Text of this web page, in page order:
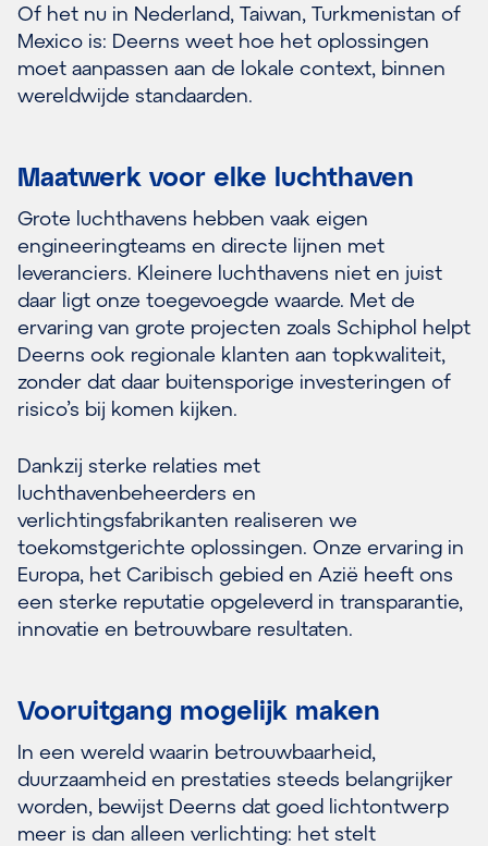
Of het nu in Nederland, Taiwan, Turkmenistan of
Mexico is: Deerns weet hoe het oplossingen
moet aanpassen aan de lokale context, binnen
wereldwijde standaarden.
Maatwerk voor elke luchthaven
Grote luchthavens hebben vaak eigen
engineeringteams en directe lijnen met
leveranciers. Kleinere luchthavens niet en juist
daar ligt onze toegevoegde waarde. Met de
ervaring van grote projecten zoals Schiphol helpt
Deerns ook regionale klanten aan topkwaliteit,
zonder dat daar buitensporige investeringen of
risico’s bij komen kijken.
Dankzij sterke relaties met
luchthavenbeheerders en
verlichtingsfabrikanten realiseren we
toekomstgerichte oplossingen. Onze ervaring in
Europa, het Caribisch gebied en Azië heeft ons
een sterke reputatie opgeleverd in transparantie,
innovatie en betrouwbare resultaten.
Vooruitgang mogelijk maken
In een wereld waarin betrouwbaarheid,
duurzaamheid en prestaties steeds belangrijker
worden, bewijst Deerns dat goed lichtontwerp
meer is dan alleen verlichting: het stelt